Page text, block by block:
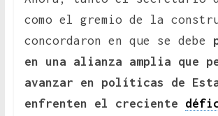
como el gremio de la
concordaron en que se debe
en una alianza amplia que
avanzar en políticas de
enfrenten el creciente